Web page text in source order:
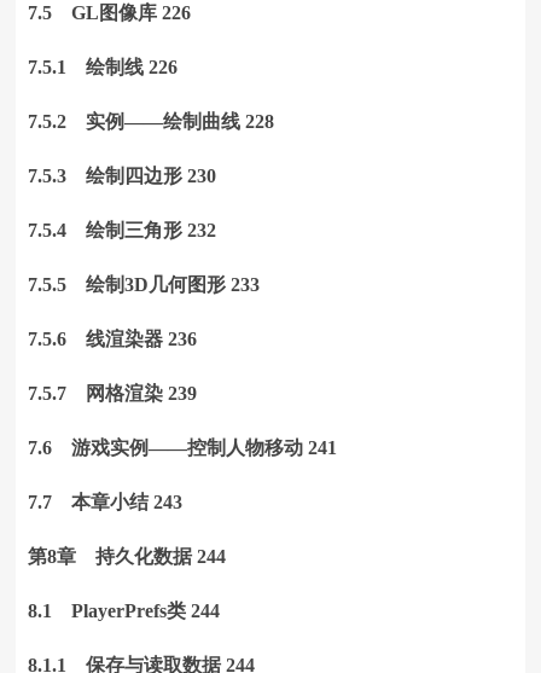
7.5 GL图像库 226
7.5.1 绘制线 226
7.5.2 实例——绘制曲线 228
7.5.3 绘制四边形 230
7.5.4 绘制三角形 232
7.5.5 绘制3D几何图形 233
7.5.6 线渲染器 236
7.5.7 网格渲染 239
7.6 游戏实例——控制人物移动 241
7.7 本章小结 243
第8章 持久化数据 244
8.1 PlayerPrefs类 244
8.1.1 保存与读取数据 244